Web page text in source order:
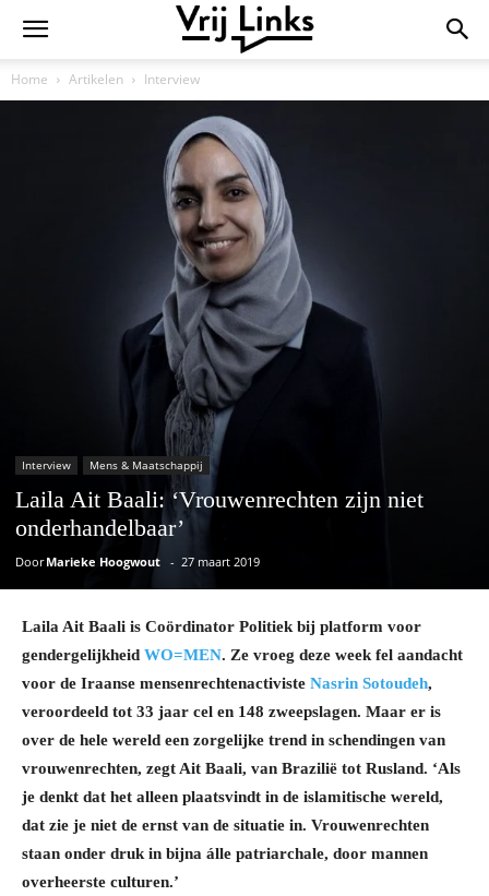
Home Artikelen Interview
Interview Mens & Maatschappij
Laila Ait Baali: ‘Vrouwenrechten zijn niet
onderhandelbaar’
Door Marieke Hoogwout - 27 maart 2019
Laila Ait Baali is Coördinator Politiek bij platform voor
gendergelijkheid WO=MEN. Ze vroeg deze week fel aandacht
voor de Iraanse mensenrechtenactiviste Nasrin Sotoudeh,
veroordeeld tot 33 jaar cel en 148 zweepslagen. Maar er is
over de hele wereld een zorgelijke trend in schendingen van
vrouwenrechten, zegt Ait Baali, van Brazilië tot Rusland. ‘Als
je denkt dat het alleen plaatsvindt in de islamitische wereld,
dat zie je niet de ernst van de situatie in. Vrouwenrechten
staan onder druk in bijna álle patriarchale, door mannen
overheerste culturen.’